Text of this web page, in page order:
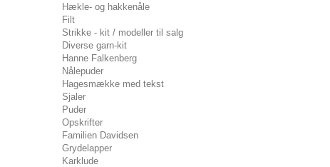
Hækle- og hakkenåle
Filt
Strikke - kit / modeller til salg
Diverse garn-kit
Hanne Falkenberg
Nålepuder
Hagesmække med tekst
Sjaler
Puder
Opskrifter
Familien Davidsen
Grydelapper
Karklude